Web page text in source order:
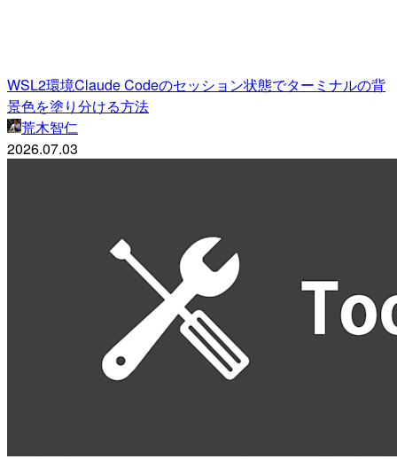
WSL2環境Claude Codeのセッション状態でターミナルの背
景色を塗り分ける方法
荒木智仁
2026.07.03